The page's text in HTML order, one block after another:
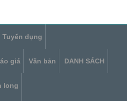
Tuyển dụng
giá Văn bản DANH SÁCH
long